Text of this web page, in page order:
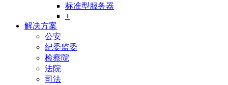
标准型服务器
+
解决方案
公安
纪委监委
检察院
法院
司法